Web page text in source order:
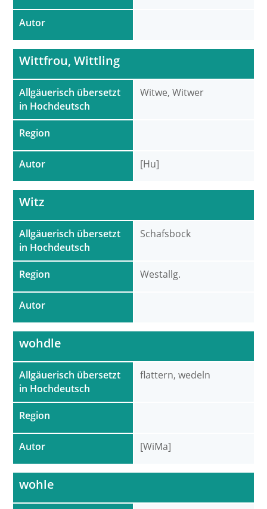
Autor
Allgäuerisch übersetzt
in Hochdeutsch
Region
Autor
Wittfrou, Wittling
Witwe, Witwer
[Hu]
Allgäuerisch übersetzt
in Hochdeutsch
Region
Autor
Witz
Schafsbock
Westallg.
Allgäuerisch übersetzt
in Hochdeutsch
Region
Autor
wohdle
flattern, wedeln
[WiMa]
wohle